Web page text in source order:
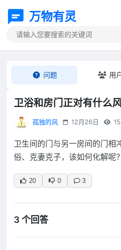
万物有灵
问题 用
卫浴和房门正对有什么
孤独的风 12月26日
卫生间的门与另一房间的门相
俗、克妻克子，该如何化解呢？
20 0 3
3 个回答